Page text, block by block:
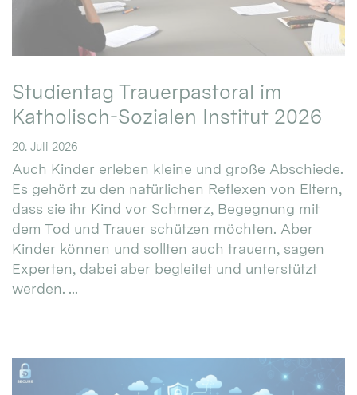
Studientag Trauerpastoral im
Katholisch-Sozialen Institut 2026
20. Juli 2026
Auch Kinder erleben kleine und große Abschiede.
Es gehört zu den natürlichen Reflexen von Eltern,
dass sie ihr Kind vor Schmerz, Begegnung mit
dem Tod und Trauer schützen möchten. Aber
Kinder können und sollten auch trauern, sagen
Experten, dabei aber begleitet und unterstützt
werden. ...